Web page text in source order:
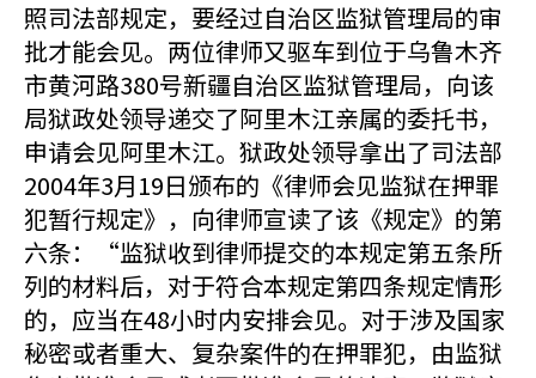
照司法部规定，要经过自治区监狱管理局的审
批才能会见。两位律师又驱车到位于乌鲁木齐
市黄河路380号新疆自治区监狱管理局，向该
局狱政处领导递交了阿里木江亲属的委托书，
申请会见阿里木江。狱政处领导拿出了司法部
2004年3月19日颁布的《律师会见监狱在押罪
犯暂行规定》，向律师宣读了该《规定》的第
六条：“监狱收到律师提交的本规定第五条所
列的材料后，对于符合本规定第四条规定情形
的，应当在48小时内安排会见。对于涉及国家
秘密或者重大、复杂案件的在押罪犯，由监狱